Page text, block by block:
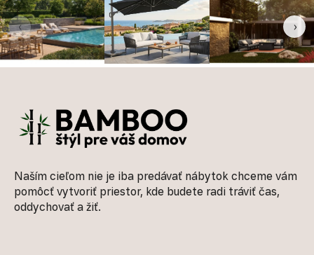
‹ ›
Naším cieľom nie je iba predávať nábytok chceme vám
pomôcť vytvoriť priestor, kde budete radi tráviť čas,
oddychovať a žiť.